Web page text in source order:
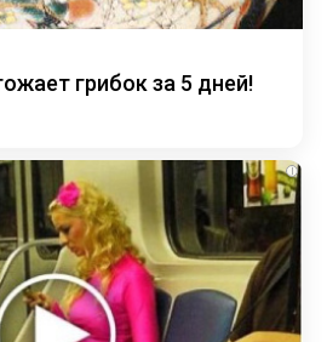
грибок за 5 дней!
i